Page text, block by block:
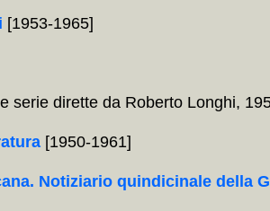
[1953-1965]
serie dirette da Roberto Longhi,
[1950-1961]
Notiziario quindicinale della